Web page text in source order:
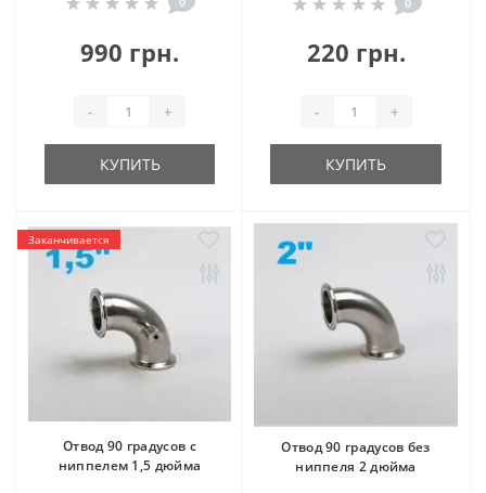
990 грн.
- +
КУПИТЬ
220 грн.
- +
КУПИТЬ
Заканчивается
Отвод 90 градусов с
ниппелем 1,5 дюйма
Отвод 90 градусов без
ниппеля 2 дюйма